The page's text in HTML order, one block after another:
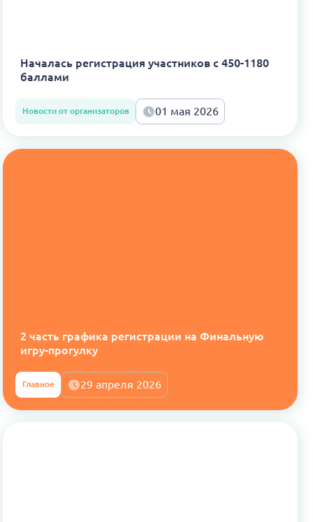
Началась регистрация участников с 450-1180
баллами
Новости от организаторов 01 мая 2026
2 часть графика регистрации на Финальную
игру-прогулку
Главное 29 апреля 2026